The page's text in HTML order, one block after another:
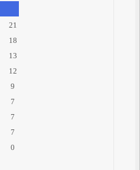
21
18
13
12
9
7
7
7
0